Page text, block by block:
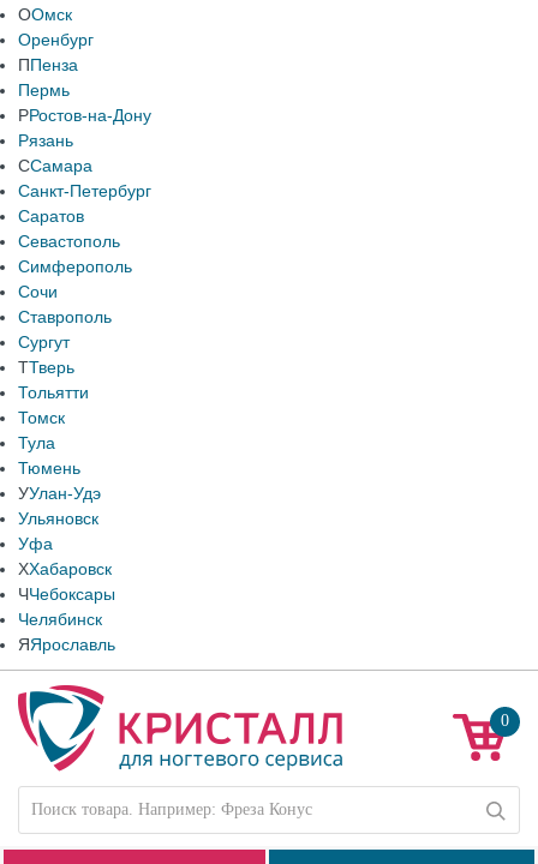
ООмск
Оренбург
ППенза
Пермь
РРостов-на-Дону
Рязань
ССамара
Санкт-Петербург
Саратов
Севастополь
Симферополь
Сочи
Ставрополь
Сургут
ТТверь
Тольятти
Томск
Тула
Тюмень
УУлан-Удэ
Ульяновск
Уфа
ХХабаровск
ЧЧебоксары
Челябинск
ЯЯрославль
0